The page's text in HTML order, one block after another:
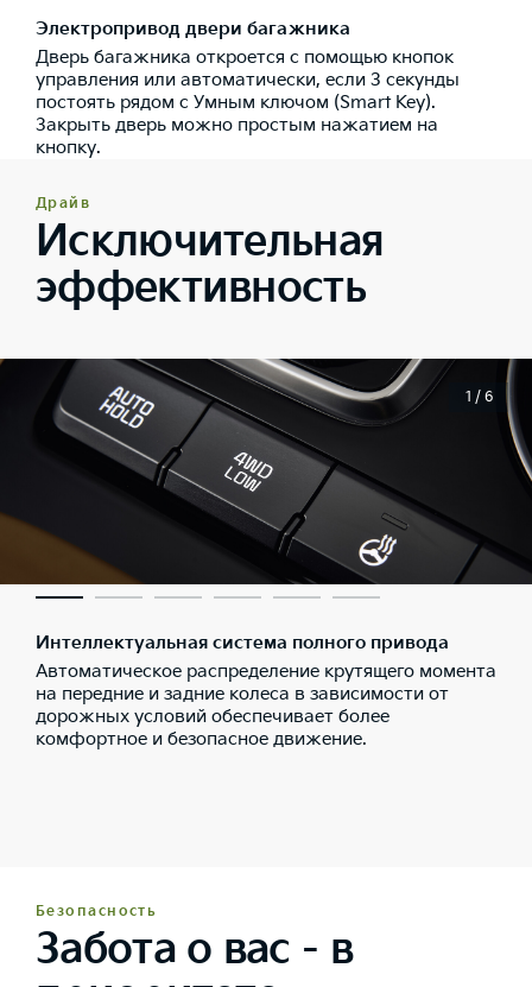
Электропривод двери багажника
Дверь багажника откроется с помощью кнопок
управления или автоматически, если 3 секунды
постоять рядом с Умным ключом (Smart Key).
Закрыть дверь можно простым нажатием на
кнопку.
Драйв
Исключительная
эффективность
Интеллектуальная система полного привода
Автоматическое распределение крутящего момента
на передние и задние колеса в зависимости от
дорожных условий обеспечивает более
комфортное и безопасное движение.
1 / 6
Безопасность
Забота о вас - в